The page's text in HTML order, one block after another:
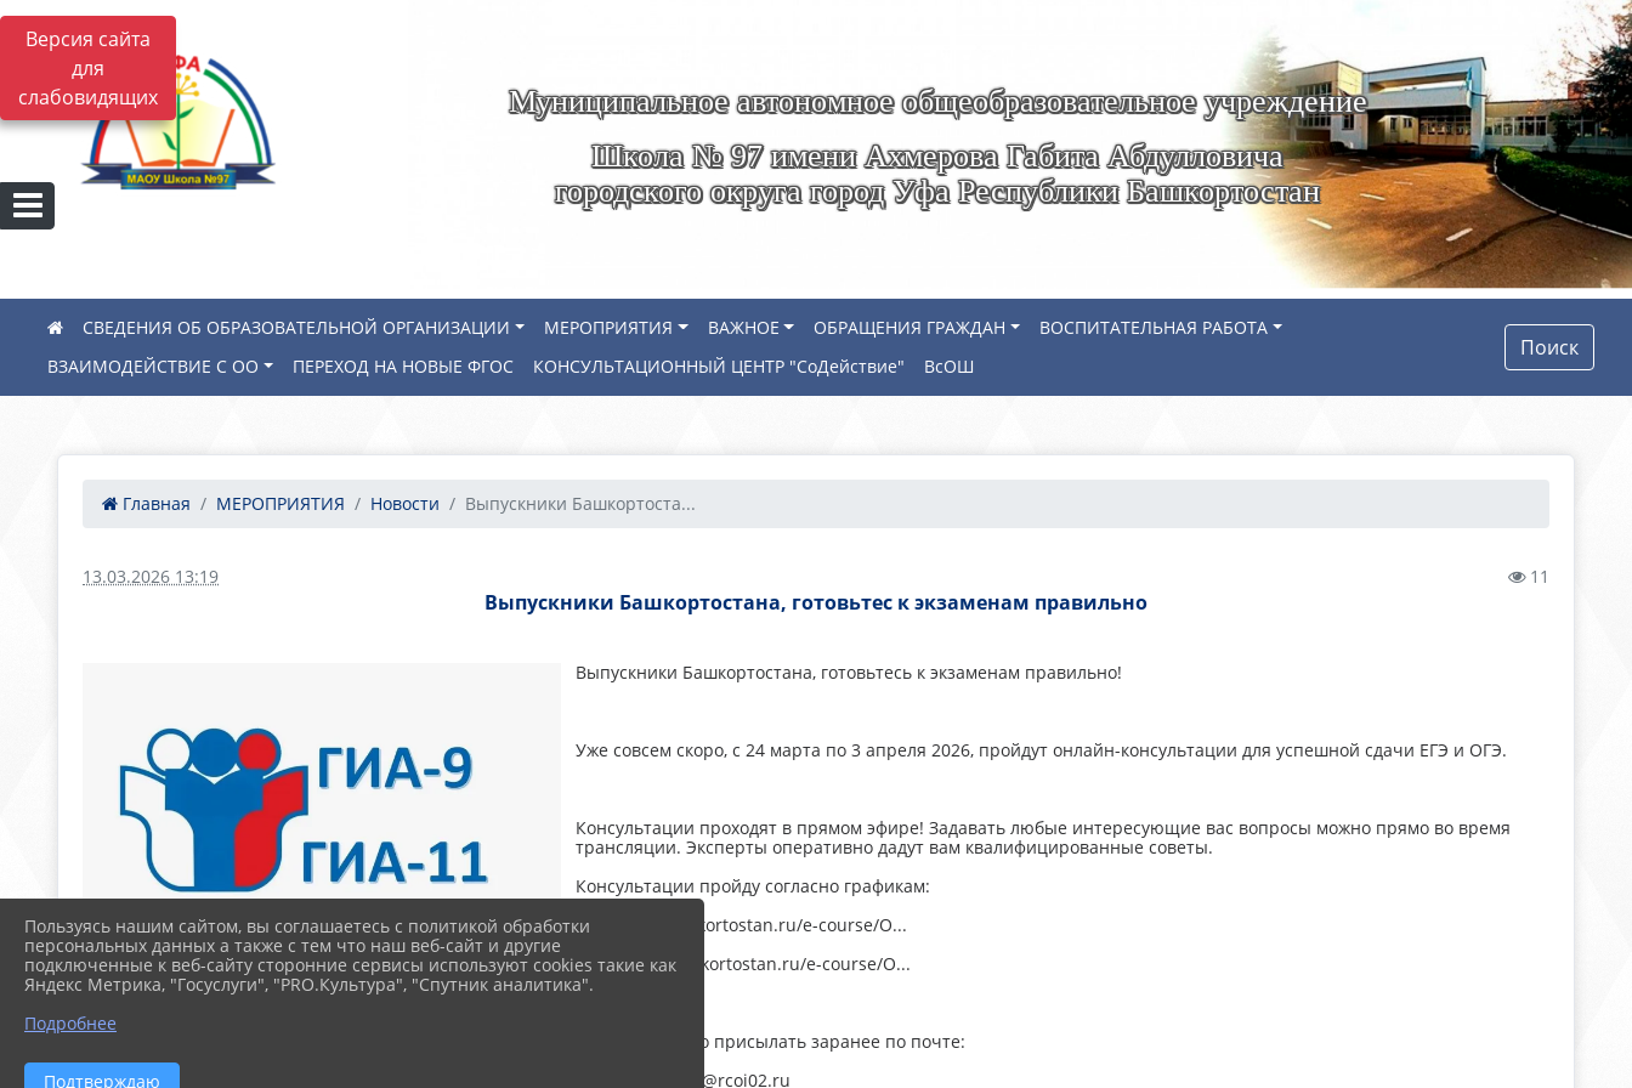
Версия сайта
для
слабовидящих
Муниципальное автономное общеобразовательное учреждение
Школа № 97 имени Ахмерова Габита Абдулловича
городского округа город Уфа Республики Башкортостан
СВЕДЕНИЯ ОБ ОБРАЗОВАТЕЛЬНОЙ ОРГАНИЗАЦИИ МЕРОПРИЯТИЯ ВАЖНОЕ ОБРАЩЕНИЯ ГРАЖДАН
ВОСПИТАТЕЛЬНАЯ РАБОТА
ВЗАИМОДЕЙСТВИЕ С ОО
ПЕРЕХОД НА НОВЫЕ ФГОС КОНСУЛЬТАЦИОННЫЙ ЦЕНТР "СоДействие" ВсОШ
Поиск
Главная МЕРОПРИЯТИЯ Новости Выпускники Башкортоста...
13.03.2026 13:19 11
Выпускники Башкортостана, готовьтес к экзаменам правильно
Выпускники Башкортостана, готовьтесь к экзаменам правильно!
Уже совсем скоро, с 24 марта по 3 апреля 2026, пройдут онлайн-консультации для успешной сдачи ЕГЭ и ОГЭ.
Консультации проходят в прямом эфире! Задавать любые интересующие вас вопросы можно прямо во время
трансляции. Эксперты оперативно дадут вам квалифицированные советы.
Консультации пройду согласно графикам:
- ЕГЭ edu.bashkortostan.ru/e-course/O...
- ОГЭ edu.bashkortostan.ru/e-course/O...
Вопросы можно присылать заранее по почте:
По ЕГЭ → gia11@rcoi02.ru
Пользуясь нашим сайтом, вы соглашаетесь с политикой обработки
персональных данных а также с тем что наш веб-сайт и другие
подключенные к веб-сайту сторонние сервисы используют cookies такие как
Яндекс Метрика, "Госуслуги", "PRO.Культура", "Спутник аналитика".
Подробнее
Подтверждаю